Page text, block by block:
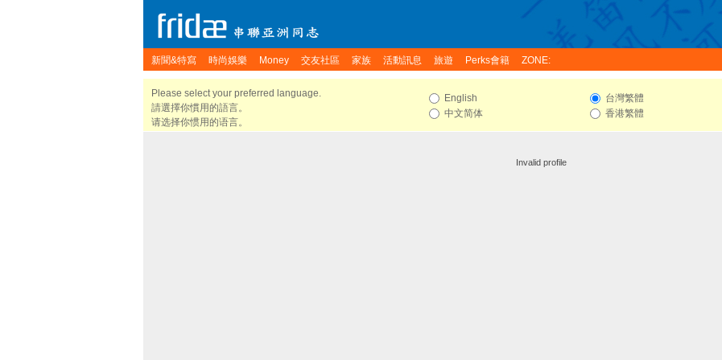
新聞&特寫 時尚娛樂 Money 交友社區 家族 活動訊息 旅遊 Perks會籍 ZONE:
Please select your preferred language.
請選擇你慣用的語言。
请选择你惯用的语言。
English
中文简体
台灣繁體
香港繁體
Invalid profile